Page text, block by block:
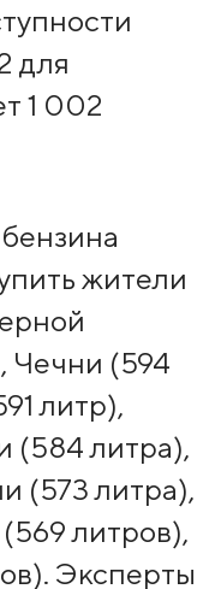
для
1 002
жители
Чечни (594
литр),
(584 литра),
(573 литра),
(569 литров),
Эксперты